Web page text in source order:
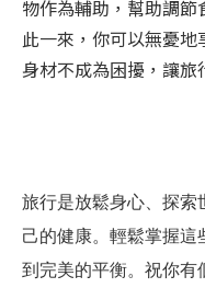
物作為輔助，幫助調
此一來，你可以無憂
身材不成為困擾，讓旅
旅行是放鬆身心、探索
己的健康。輕鬆掌握這
到完美的平衡。祝你有